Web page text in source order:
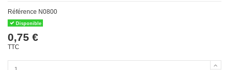
Référence N0800
Disponible
0,75 €
TTC